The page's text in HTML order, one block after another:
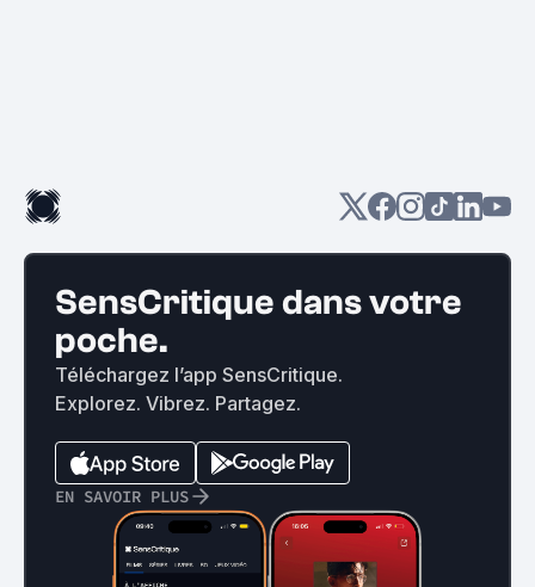
SensCritique dans votre
poche.
Téléchargez l’app SensCritique.
Explorez. Vibrez. Partagez.
EN SAVOIR PLUS